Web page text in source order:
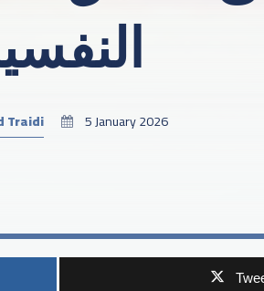
Traidi 5 January 2026